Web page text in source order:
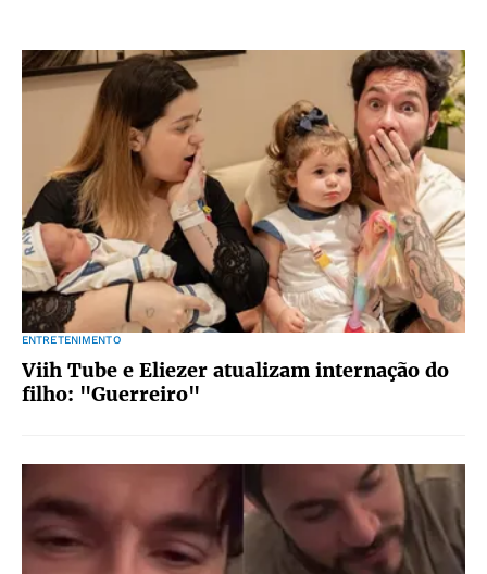
ENTRETENIMENTO
Viih Tube e Eliezer atualizam internação do
filho: "Guerreiro"